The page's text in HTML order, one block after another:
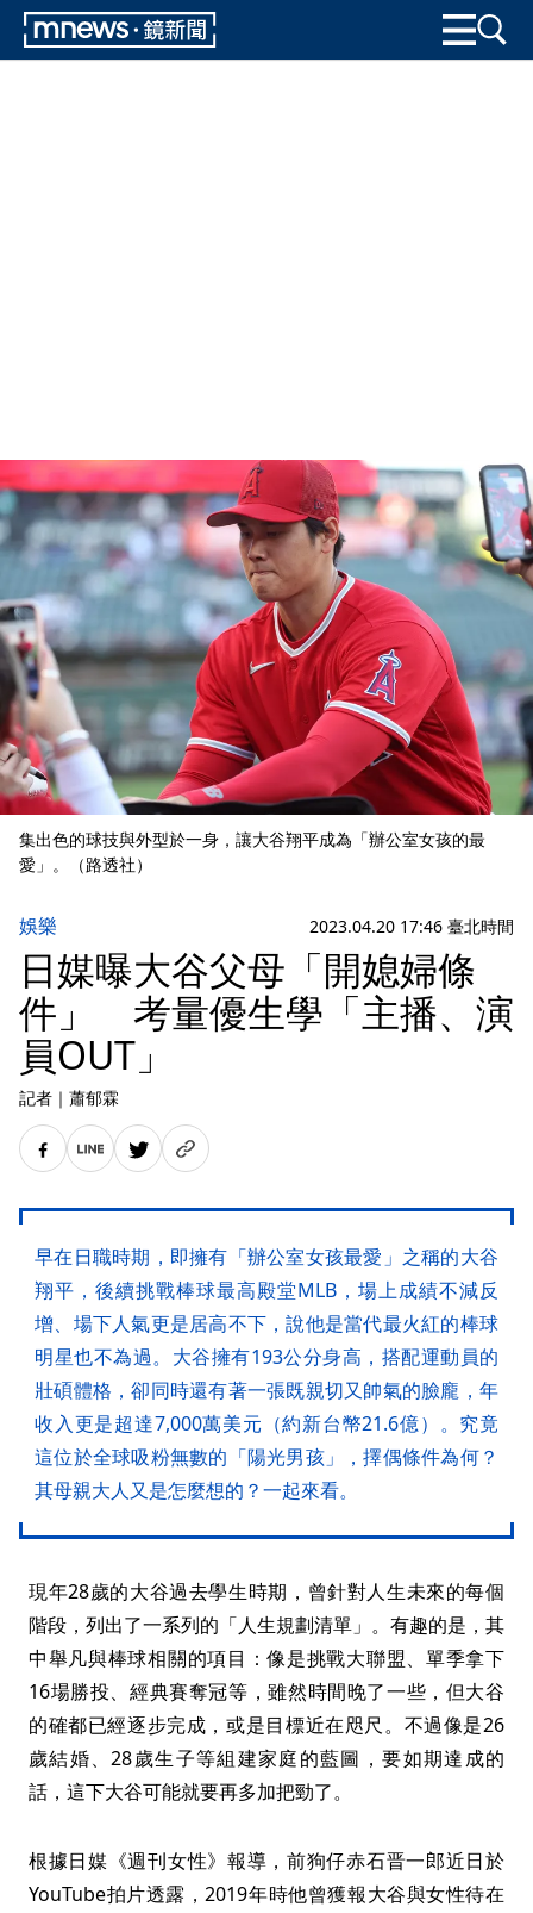
集出色的球技與外型於一身，讓大谷翔平成為「辦公室女孩的最
愛」。（路透社）
娛樂 2023.04.20 17:46 臺北時間
日媒曝大谷父母「開媳婦條
件」 考量優生學「主播、演
員OUT」
記者 ｜ 蕭郁霖
早在日職時期，即擁有「辦公室女孩最愛」之稱的大谷
翔平，後續挑戰棒球最高殿堂MLB，場上成績不減反
增、場下人氣更是居高不下，說他是當代最火紅的棒球
明星也不為過。大谷擁有193公分身高，搭配運動員的
壯碩體格，卻同時還有著一張既親切又帥氣的臉龐，年
收入更是超達7,000萬美元（約新台幣21.6億）。究竟
這位於全球吸粉無數的「陽光男孩」，擇偶條件為何？
其母親大人又是怎麼想的？一起來看。
現年28歲的大谷過去學生時期，曾針對人生未來的每個
階段，列出了一系列的「人生規劃清單」。有趣的是，其
中舉凡與棒球相關的項目：像是挑戰大聯盟、單季拿下
16場勝投、經典賽奪冠等，雖然時間晚了一些，但大谷
的確都已經逐步完成，或是目標近在咫尺。不過像是26
歲結婚、28歲生子等組建家庭的藍圖，要如期達成的
話，這下大谷可能就要再多加把勁了。
根據日媒《週刊女性》報導，前狗仔赤石晋一郎近日於
YouTube拍片透露，2019年時他曾獲報大谷與女性待在